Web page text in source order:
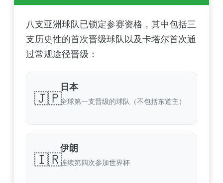
八支亚洲球队已锁定参赛资格，其中包括三
支历史性的首次晋级球队以及卡塔尔首次通
过常规途径晋级：
🇯🇵
日本
全球第一支晋级的球队（不包括东道主）
🇮🇷
伊朗
连续第四次参加世界杯